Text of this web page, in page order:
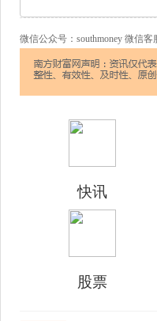
微信公众号：southmoney 微信客
快讯
股票